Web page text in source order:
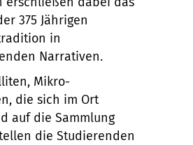
375 Jährigen
in
Narrativen.
Mikro-
die sich im Ort
auf die Sammlung
die Studierenden